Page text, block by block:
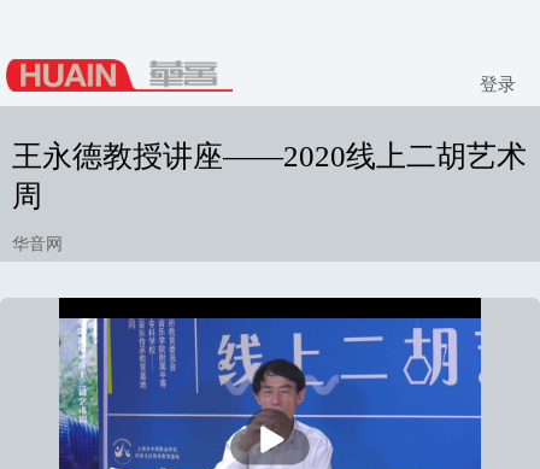
登录
王永德教授讲座——2020线上二胡艺术
周
华音网
放